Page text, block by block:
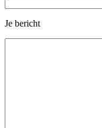
Je bericht